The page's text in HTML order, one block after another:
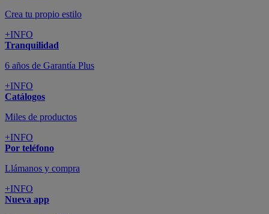
Crea tu propio estilo
+INFO
Tranquilidad
6 años de Garantía Plus
+INFO
Catálogos
Miles de productos
+INFO
Por teléfono
Llámanos y compra
+INFO
Nueva app